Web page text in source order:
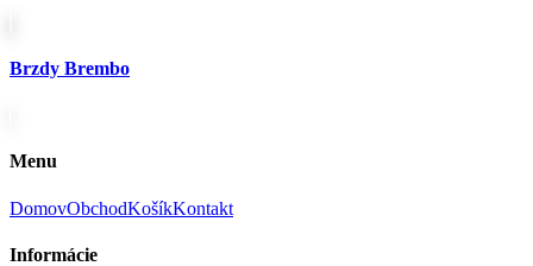
Brzdy Brembo
Menu
DomovObchodKošíkKontakt
Informácie